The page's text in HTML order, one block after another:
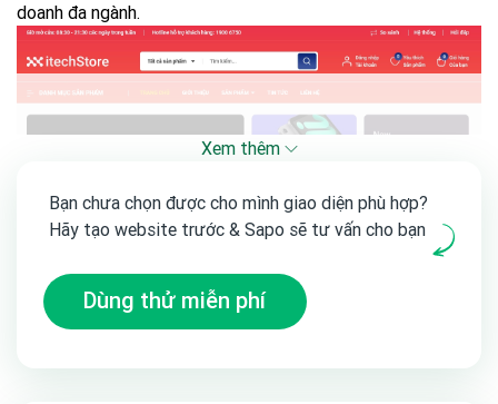
doanh đa ngành.
Xem thêm
Bạn chưa chọn được cho mình giao diện phù hợp?
Hãy tạo website trước & Sapo sẽ tư vấn cho bạn
Dùng thử miễn phí